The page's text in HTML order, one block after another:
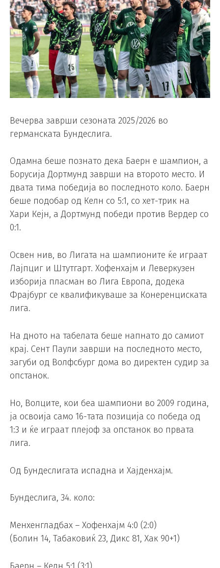
Вечерва заврши сезоната 2025/2026 во
германската Бундеслига.
Одамна беше познато дека Баерн е шампион, а
Борусија Дортмунд заврши на второто место. И
двата тима победија во последното коло. Баерн
беше подобар од Келн со 5:1, со хет-трик на
Хари Кејн, а Дортмунд победи против Вердер со
0:1.
Освен нив, во Лигата на шампионите ќе играат
Лајпциг и Штутгарт. Хофенхајм и Леверкузен
изборија пласман во Лига Европа, додека
Фрајбург се квалификуваше за Конеренциската
лига.
На дното на табелата беше напнато до самиот
крај. Сент Паули заврши на последното место,
загуби од Волфсбург дома во директен судир за
опстанок.
Но, Волците, кои беа шампиони во 2009 година,
ја освоија само 16-тата позиција со победа од
1:3 и ќе играат плејоф за опстанок во првата
лига.
Од Бундеслигата испадна и Хајденхајм.
Бундеслига, 34. коло:
Менхенгладбах – Хофенхајм 4:0 (2:0)
(Болин 14, Табаковиќ 23, Дикс 81, Хак 90+1)